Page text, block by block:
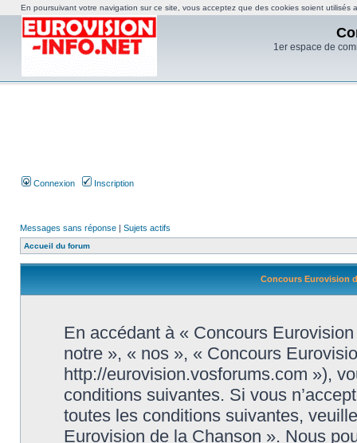
1er espace de
Connexion Inscription
Messages sans réponse | Sujets actifs
Accueil du forum
Concours Eurovision
En accédant à « Concours
notre », « nos », « Concours
http://eurovision.vosforums.com »),
conditions suivantes. Si vous
toutes les conditions suivantes,
Eurovision de la Chanson ». Nous
En poursuivant votre navigation sur ce site, vous acceptez que des cookies soient